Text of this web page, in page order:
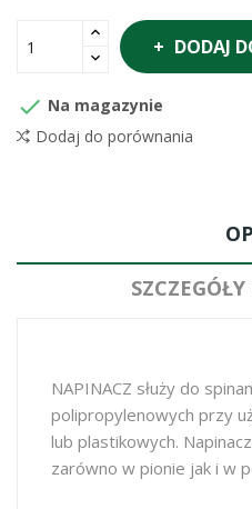
DODAJ
 Na magazynie
Dodaj do porównania
NAPINACZ służy do
polipropylenowych przy
lub plastikowych.
zarówno w pionie jak i w